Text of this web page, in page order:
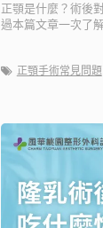
正顎是什麼？術後
過本篇文章一次了解
正顎手術常見問題